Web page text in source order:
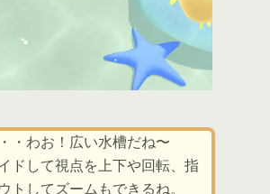
・わお！広い水槽だね〜
ドして視点を上下や回転、指
トしてズームもできるね。